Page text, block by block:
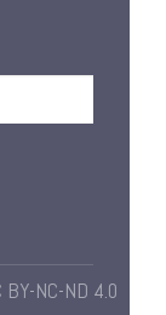
BY-NC-ND 4.0